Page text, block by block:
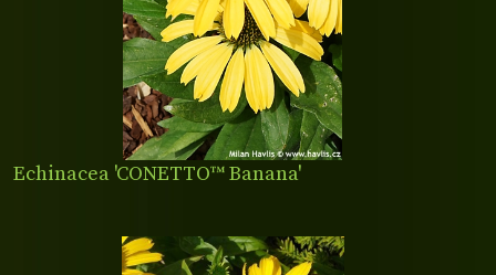
Echinacea 'CONETTO™ Banana'